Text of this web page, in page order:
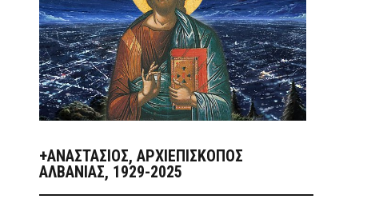
+ΑΝΑΣΤΆΣΙΟΣ, ΑΡΧΙΕΠΊΣΚΟΠΟΣ
ΑΛΒΑΝΊΑΣ, 1929-2025